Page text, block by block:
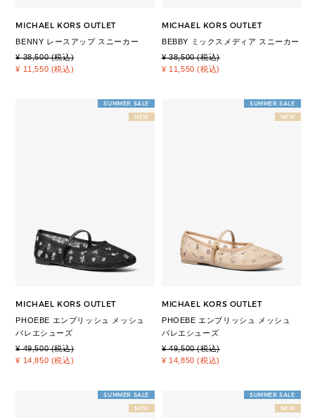
MICHAEL KORS OUTLET
BENNY レースアップ スニーカー
¥ 38,500 (税込)
¥ 11,550 (税込)
MICHAEL KORS OUTLET
BEBBY ミックスメディア スニーカー
¥ 38,500 (税込)
¥ 11,550 (税込)
SUMMER SALE
NEW
MICHAEL KORS OUTLET
PHOEBE エンブリッシュ メッシュ
バレエシューズ
¥ 49,500 (税込)
¥ 14,850 (税込)
SUMMER SALE
NEW
MICHAEL KORS OUTLET
PHOEBE エンブリッシュ メッシュ
バレエシューズ
¥ 49,500 (税込)
¥ 14,850 (税込)
SUMMER SALE
NEW
SUMMER SALE
NEW